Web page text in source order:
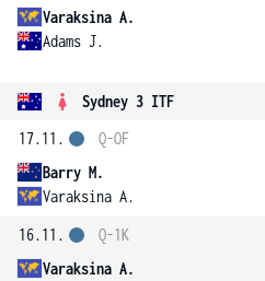
Varaksina A.
Adams J.
Sydney 3 ITF
17.11.
Barry M.
Varaksina A.
Q-OF
16.11.
Varaksina A.
Q-1K